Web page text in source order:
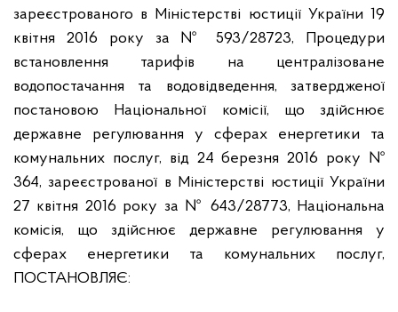
зареєстрованого в Міністерстві юстиції України 19
квітня 2016 року за № 593/28723, Процедури
встановлення тарифів на централізоване
водопостачання та водовідведення, затвердженої
постановою Національної комісії, що здійснює
державне регулювання у сферах енергетики та
комунальних послуг, від 24 березня 2016 року №
364, зареєстрованої в Міністерстві юстиції України
27 квітня 2016 року за № 643/28773, Національна
комісія, що здійснює державне регулювання у
сферах енергетики та комунальних послуг,
ПОСТАНОВЛЯЄ: